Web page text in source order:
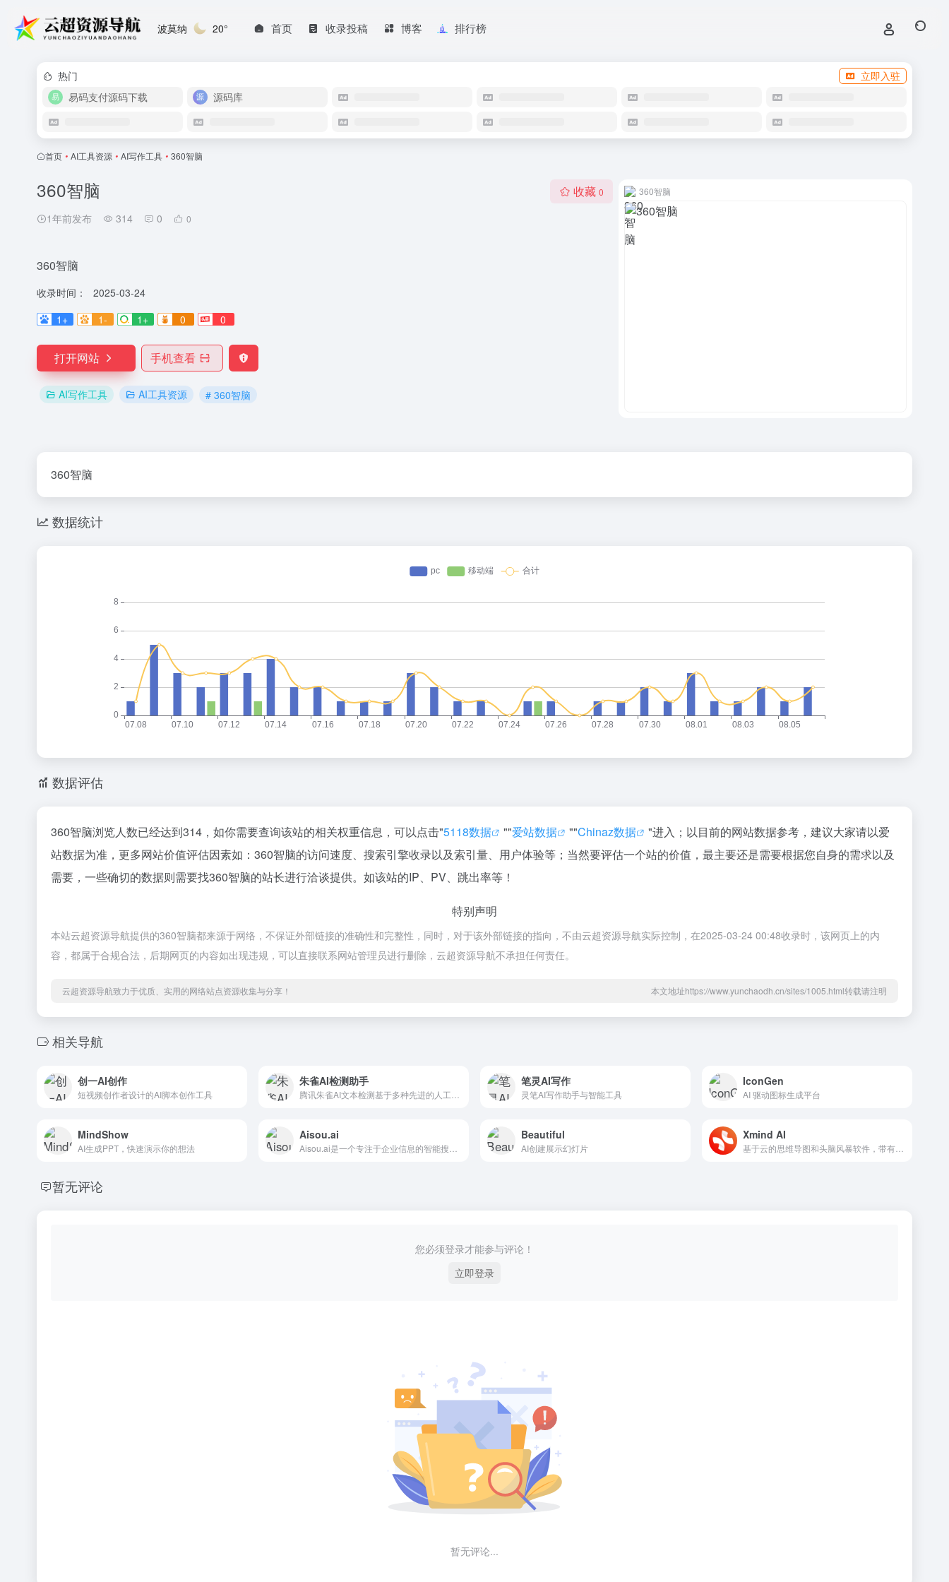
波莫纳 20° 首页 收录投稿 博客 排行榜
热门
立即入驻
易码支付源码下载
源码库
首页 • AI工具资源 • AI写作工具 • 360智脑
360智脑
1年前发布 314 0 0
收藏 0
360智脑
收录时间：
2025-03-24
1+
1- 1+ 0 0
打开网站 手机查看
AI写作工具 AI工具资源 # 360智脑
360智脑
360智脑
数据统计
数据评估
360智脑浏览人数已经达到314，如你需要查询该站的相关权重信息，可以点击"5118数据 ""爱站数据 ""Chinaz数据
"进入；以目前的网站数据参考，建议大家请以爱
站数据为准，更多网站价值评估因素如：360智脑的访问速度、搜索引擎收录以及索引量、用户体验等；当然要评估一个站的价值，最主要还是需要根据您自身的需求以及
需要，一些确切的数据则需要找360智脑的站长进行洽谈提供。如该站的IP、PV、跳出率等！
特别声明
本站云超资源导航提供的360智脑都来源于网络，不保证外部链接的准确性和完整性，同时，对于该外部链接的指向，不由云超资源导航实际控制，在2025-03-24 00:48收录时，该网页上的内
容，都属于合规合法，后期网页的内容如出现违规，可以直接联系网站管理员进行删除，云超资源导航不承担任何责任。
云超资源导航致力于优质、实用的网络站点资源收集与分享！ 本文地址https://www.yunchaodh.cn/sites/1005.html转载请注明
相关导航
创一AI创作
短视频创作者设计的AI脚本创作工具
朱雀AI检测助手 笔灵AI写作
灵笔AI写作助手与智能工具
IconGen
AI 驱动图标生成平台
MindShow
AI生成PPT，快速演示你的想法
Aisou.ai Beautiful
AI创建展示幻灯片
Xmind AI
暂无评论
您必须登录才能参与评论！
立即登录
暂无评论...